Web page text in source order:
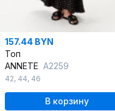
157.44 BYN
Топ
ANNETE A2259
42, 44, 46
В корзину